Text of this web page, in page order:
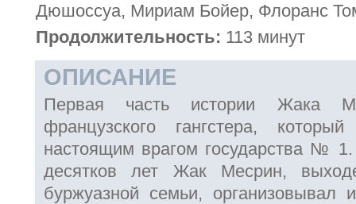
Дюшоссуа, Мириам Бойер, Флоранс
Продолжительность: 113 минут
ОПИСАНИЕ
Первая часть истории Жака
французского гангстера,
настоящим врагом государства №
десятков лет Жак Месрин,
буржуазной семьи, организовывал